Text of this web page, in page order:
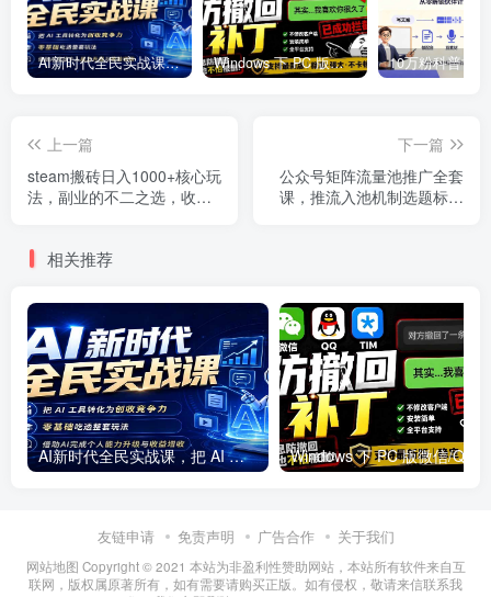
AI新时代全民实战课，把 AI 工具转化为创收竞争力，零基础吃透整套玩法，借助AI完成个人能力升级与收益增收。 Windows 下 PC 版微信/QQ/TIM 的防撤回多开工具！开源免费使用，且免费长期维护 RevokeMsgPatcher
上一篇
steam搬砖日入1000+核心玩
法，副业的不二之选，收益
下一篇
公众号矩阵流量池推广全套
课，推流入池机制选题标题
相关推荐
AI新时代全民实战课，把 AI 工具转化为创收竞争力，零基础吃透整套玩法，借助AI完成个人能力升级与收益增收。
友链申请 免责声明 广告合作 关于我们
网站地图 Copyright © 2021 本站为非盈利性赞助网站，本站所有软件来自互
联网，版权属原著所有，如有需要请购买正版。如有侵权，敬请来信联系我